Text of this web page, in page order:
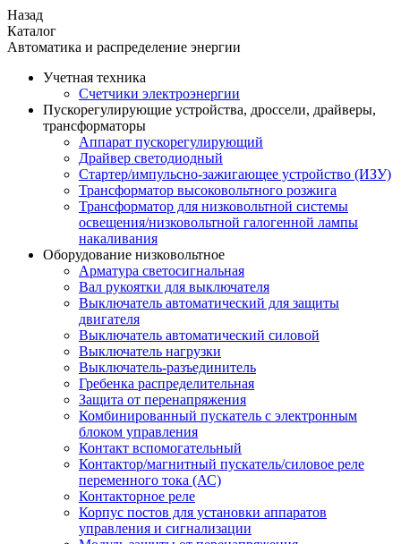
Назад
Каталог
Автоматика и распределение энергии
Учетная техника
Счетчики электроэнергии
Пускорегулирующие устройства, дроссели, драйверы,
трансформаторы
Аппарат пускорегулирующий
Драйвер светодиодный
Стартер/импульсно-зажигающее устройство (ИЗУ)
Трансформатор высоковольтного розжига
Трансформатор для низковольтной системы
освещения/низковольтной галогенной лампы
накаливания
Оборудование низковольтное
Арматура светосигнальная
Вал рукоятки для выключателя
Выключатель автоматический для защиты
двигателя
Выключатель автоматический силовой
Выключатель нагрузки
Выключатель-разъединитель
Гребенка распределительная
Защита от перенапряжения
Комбинированный пускатель с электронным
блоком управления
Контакт вспомогательный
Контактор/магнитный пускатель/силовое реле
переменного тока (АС)
Контакторное реле
Корпус постов для установки аппаратов
управления и сигнализации